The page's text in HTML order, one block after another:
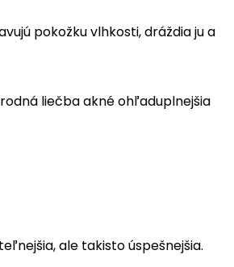
pokožku vlhkosti, dráždia ju a
liečba akné ohľaduplnejšia
ale takisto úspešnejšia.